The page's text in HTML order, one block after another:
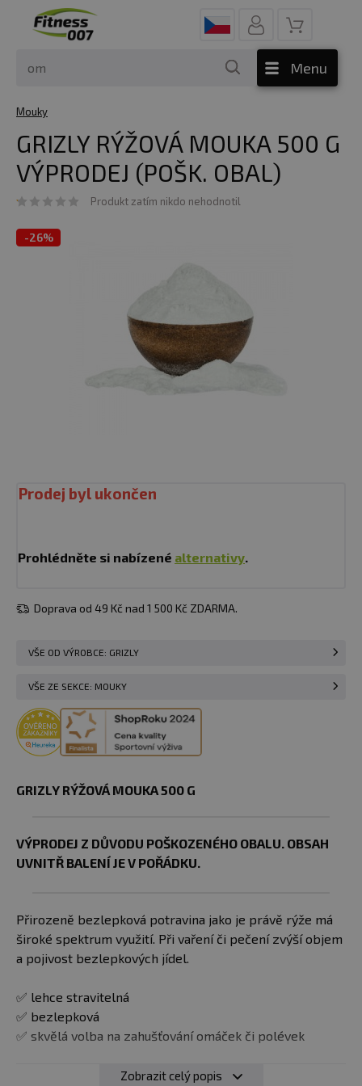
Menu
Mouky
GRIZLY RÝŽOVÁ MOUKA 500 G
VÝPRODEJ (POŠK. OBAL)
Produkt zatím nikdo nehodnotil
-26%
Prodej byl ukončen
Prohlédněte si nabízené alternativy.
Doprava od 49 Kč nad 1 500 Kč ZDARMA.
VŠE OD VÝROBCE: GRIZLY
VŠE ZE SEKCE: MOUKY
GRIZLY RÝŽOVÁ MOUKA 500 G
VÝPRODEJ Z DŮVODU POŠKOZENÉHO OBALU. OBSAH
UVNITŘ BALENÍ JE V POŘÁDKU.
Přirozeně bezlepková potravina jako je právě rýže má
široké spektrum využití. Při vaření či pečení zvýší objem
a pojivost bezlepkových jídel.
✅ lehce stravitelná
✅ bezlepková
✅ skvělá volba na zahušťování omáček či polévek
: Rýžová mouka má ze všech bezlepkových muk
Zobrazit celý popis